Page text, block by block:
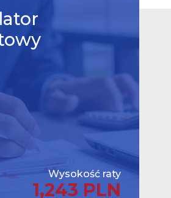
Wysokość raty
1,243 PLN